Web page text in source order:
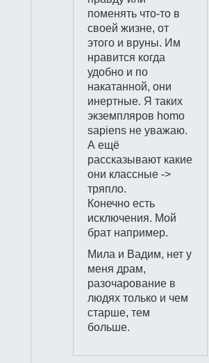
поменять что-то в
своей жизне, от
этого и вруны. Им
нравится когда
удобно и по
накатанной, они
инертные. Я таких
экземпляров homo
sapiens не уважаю.
А ещё
рассказывают какие
они классные ->
тряпло.
Конечно есть
исключения. Мой
брат например.
Мила и Вадим, нет у
меня драм,
разочарование в
людях только и чем
старше, тем
больше.